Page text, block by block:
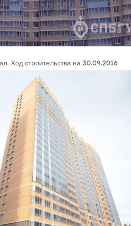
. Ход строительства на 30.09.2016